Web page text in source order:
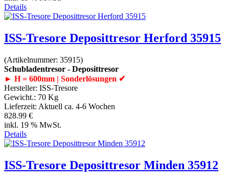
Details
ISS-Tresore Deposittresor Herford 35915
(Artikelnummer: 35915)
Schubladentresor - Deposittresor
► H = 600mm | Sonderlösungen ✔
Hersteller: ISS-Tresore
Gewicht.: 70 Kg
Lieferzeit: Aktuell ca. 4-6 Wochen
828.99 €
inkl. 19 % MwSt.
Details
ISS-Tresore Deposittresor Minden 35912